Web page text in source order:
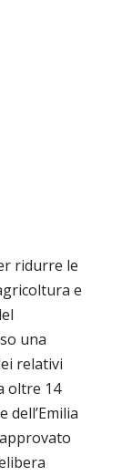
ridurre le
e
una
relativi
oltre 14